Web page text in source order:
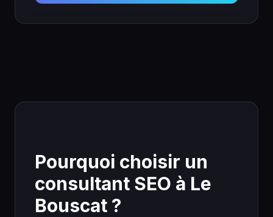
Pourquoi choisir un
consultant SEO à Le
Bouscat ?